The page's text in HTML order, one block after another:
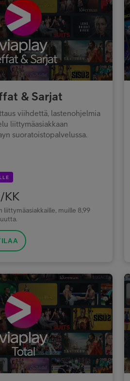
& Sarjat
viihdettä, lastenohjelmia
liittymäasiakkaan
suoratoistopalvelussa.
KK
liittymäasiakkaille, muille 8,99